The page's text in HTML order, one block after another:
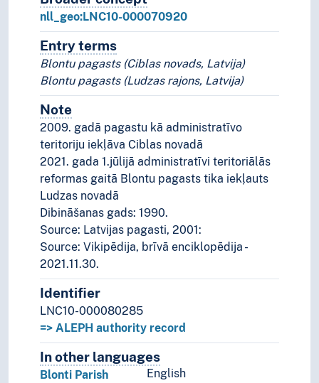
nll_geo:LNC10-000070920
Entry termsAlternative terms for the concept.
Blontu pagasts (Ciblas novads, Latvija)
Blontu pagasts (Ludzas rajons, Latvija)
NoteNotes
2009. gadā pagastu kā administratīvo
teritoriju iekļāva Ciblas novadā
2021. gada 1.jūlijā administratīvi teritoriālās
reformas gaitā Blontu pagasts tika iekļauts
Ludzas novadā
Dibināšanas gads: 1990.
Source: Latvijas pagasti, 2001:
Source: Vikipēdija, brīvā enciklopēdija -
2021.11.30.
Identifier
LNC10-000080285
=> ALEPH authority record
In other languagesTerms for the concept in
English
Blonti Parish